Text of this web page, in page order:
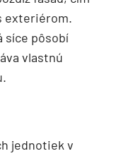
exteriérom.
síce pôsobí
vlastnú
jednotiek v